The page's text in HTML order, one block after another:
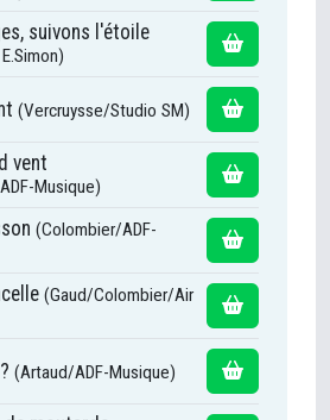
suivons l'étoile
(Vercruysse/Studio SM)
vent
Musique)
(Colombier/ADF-
(Gaud/Colombier/Air
(Artaud/ADF-Musique)